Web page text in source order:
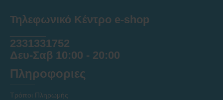
Τηλεφωνικό Κέντρο e-shop
2331331752
Δευ-Σαβ 10:00 - 20:00
Πληροφοριες
Τρόποι Πληρωμής